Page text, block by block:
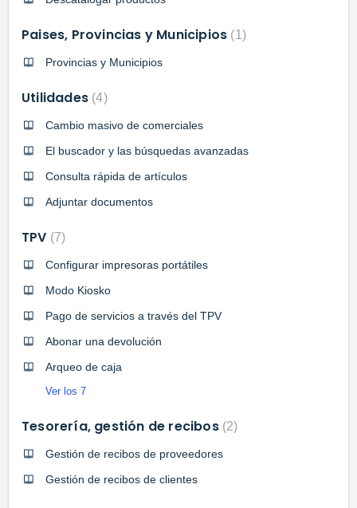
Paises, Provincias y Municipios 1
Provincias y Municipios
Utilidades 4
Cambio masivo de comerciales
El buscador y las búsquedas avanzadas
Consulta rápida de artículos
Adjuntar documentos
TPV 7
Configurar impresoras portátiles
Modo Kiosko
Pago de servicios a través del TPV
Abonar una devolución
Arqueo de caja
Ver los 7
Tesorería, gestión de recibos 2
Gestión de recibos de proveedores
Gestión de recibos de clientes